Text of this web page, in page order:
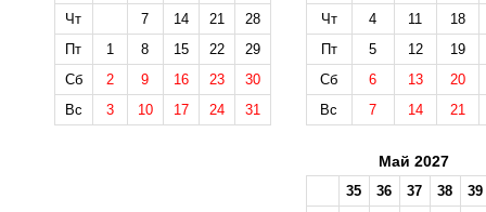
Чт
7 14 21
28
Пт
1 8 15 22
29
Сб
2 9 16 23
30
Вс
3 10 17 24 31
Чт
4 11
18
Пт
5 12
19
Сб
6 13
20
Вс
7 14 21
Май 2027
35 36 37 38
39